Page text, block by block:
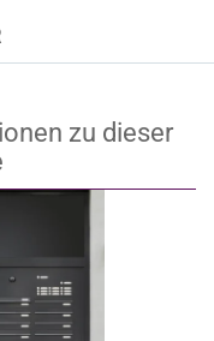
zu dieser